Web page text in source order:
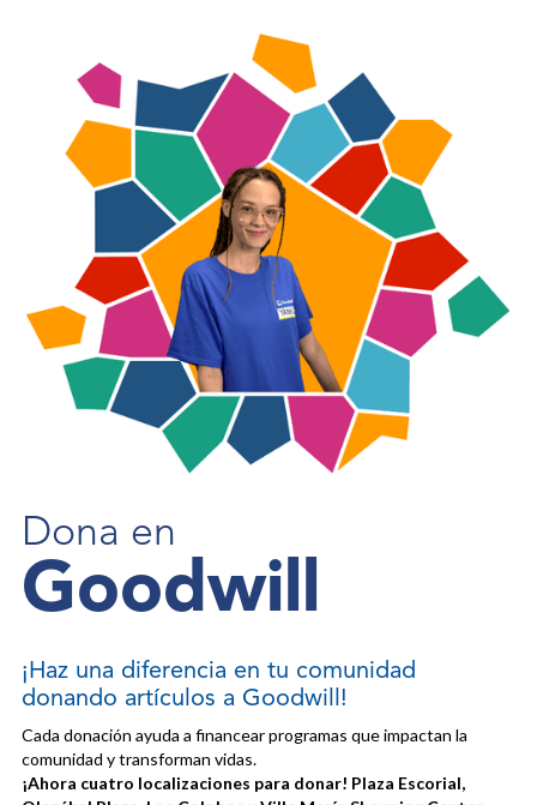
Dona en
Goodwill
¡Haz una diferencia en tu comunidad
donando artículos a Goodwill!
Cada donación ayuda a financear programas que impactan la
comunidad y transforman vidas.
¡Ahora cuatro localizaciones para donar! Plaza Escorial,